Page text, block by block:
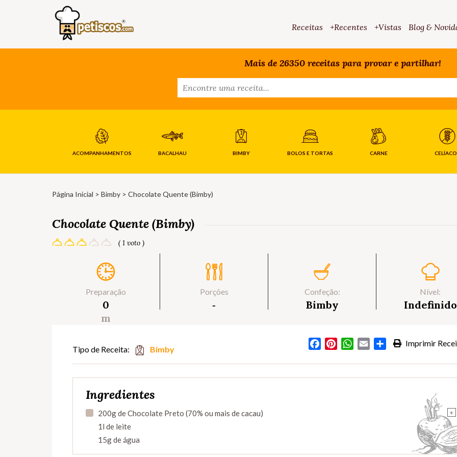
Receitas +Recentes +Vistas Blog &
Mais de 26350 receitas para provar e partilhar!
ACOMPANHAMENTOS BACALHAU BIMBY BOLOS E TORTAS CARNE
Página Inicial > Bimby > Chocolate Quente (Bimby)
Chocolate Quente (Bimby)
( 1 voto )
Preparação
0
m
Porções
‐
Confeção:
Bimby
Nível:
Indefinido
Imprimir
FacebookPinterestWhatsApp
Email Partilhar
Tipo de Receita: Bimby
Ingredientes
+
200g de Chocolate Preto (70% ou mais de cacau)
1l de leite
15g de água